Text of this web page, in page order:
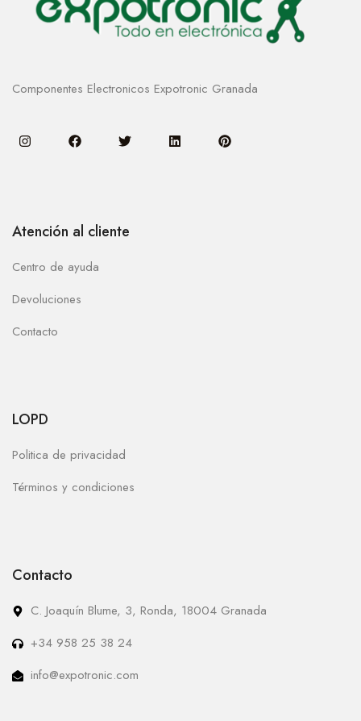
Componentes Electronicos Expotronic Granada
Atención al cliente
Centro de ayuda
Devoluciones
Contacto
LOPD
Politica de privacidad
Términos y condiciones
Contacto
C. Joaquín Blume, 3, Ronda, 18004 Granada
+34 958 25 38 24
info@expotronic.com